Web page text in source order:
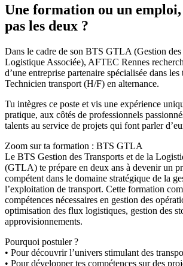
Une formation ou un
pas les deux ?
Dans le cadre de son BTS GTLA (Gestion des
Logistique Associée), AFTEC Rennes
d’une entreprise partenaire spécialisée dans les
Technicien transport (H/F) en alternance.
Tu intègres ce poste et vis une expérience
pratique, aux côtés de professionnels
talents au service de projets qui font parler
Zoom sur ta formation : BTS GTLA
Le BTS Gestion des Transports et de la
(GTLA) te prépare en deux ans à devenir un
compétent dans le domaine stratégique de la
l’exploitation de transport. Cette formation
compétences nécessaires en gestion des
optimisation des flux logistiques, gestion des
approvisionnements.
Pourquoi postuler ?
• Pour découvrir l’univers stimulant des
• Pour développer tes compétences sur des